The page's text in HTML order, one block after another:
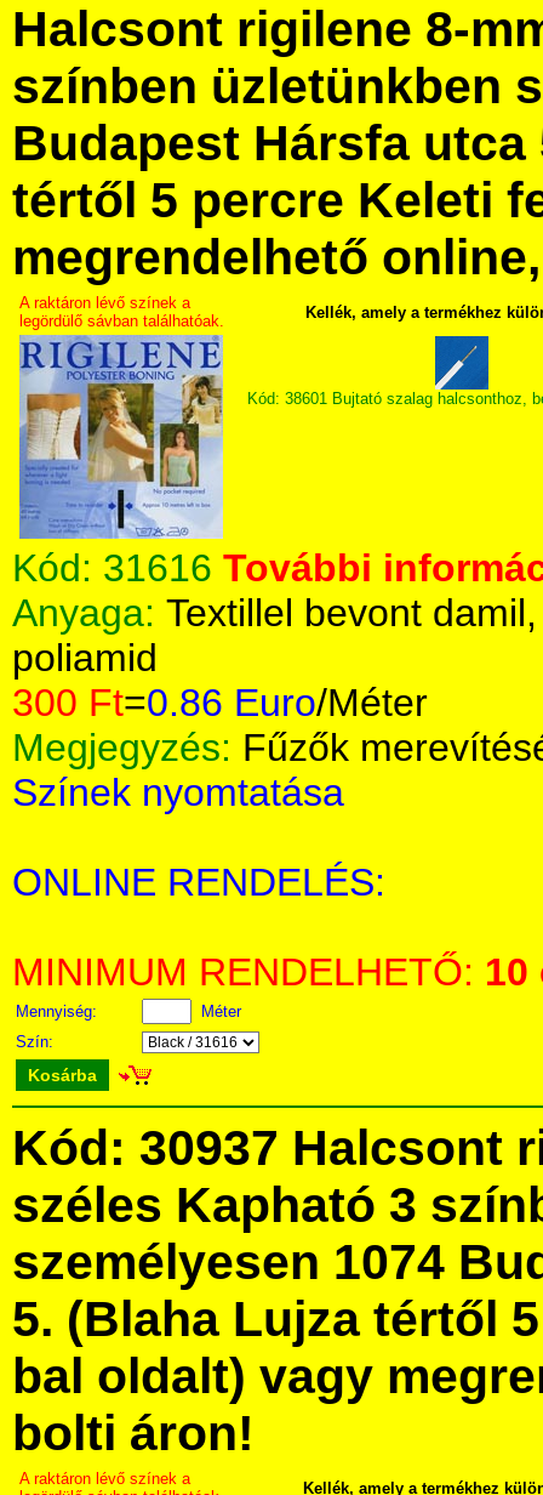
Halcsont rigilene 8-
színben üzletünkben
Budapest Hársfa utca
tértől 5 percre Keleti
megrendelhető
A raktáron lévő színek a
legördülő sávban találhatóak.
Kellék, amely a termékhez
Kód: 38601 Bujtató szalag halcsonthoz,
Kód: 31616 További
Anyaga: Textillel bevont
poliamid
300 Ft=0.86 Euro/Méter
Megjegyzés: Fűzők
Színek nyomtatása
ONLINE RENDELÉS:
MINIMUM RENDELHETŐ: 10
Mennyiség:
Méter
Szín:
Kosárba
Kód: 30937 Halcsont
széles Kapható 3
személyesen 1074
5. (Blaha Lujza tértől
bal oldalt) vagy
bolti áron!
A raktáron lévő színek a
Kellék, amely a termékhez